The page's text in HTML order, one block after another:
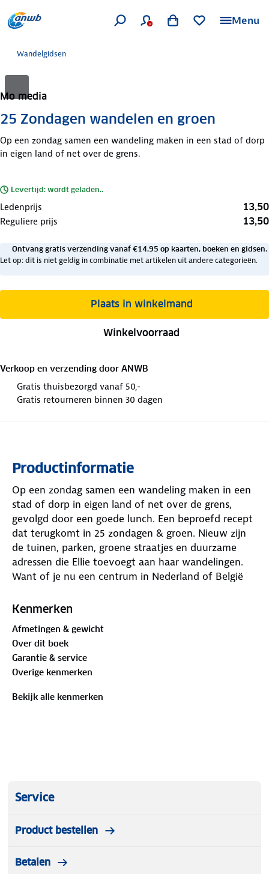
Menu
Wandelgidsen
Mo media
25 Zondagen wandelen en groen
Op een zondag samen een wandeling maken in een stad of dorp
in eigen land of net over de grens.
Levertijd: wordt geladen..
Ledenprijs 13,50
Reguliere prijs 13,50
Ontvang gratis verzending vanaf €14,95 op kaarten, boeken en gidsen.
Let op: dit is niet geldig in combinatie met artikelen uit andere categorieën.
Plaats in winkelmand
Winkelvoorraad
Verkoop en verzending door ANWB
Gratis thuisbezorgd vanaf 50,-
Gratis retourneren binnen 30 dagen
Productinformatie
Op een zondag samen een wandeling maken in een
stad of dorp in eigen land of net over de grens,
gevolgd door een goede lunch. Een beproefd recept
dat terugkomt in 25 zondagen & groen. Nieuw zijn
de tuinen, parken, groene straatjes en duurzame
adressen die Ellie toevoegt aan haar wandelingen.
Want of je nu een centrum in Nederland of België
toe onder te dompelen in het groen. Omdat de zon
lunch wilt, of gewoon omdat groen vrolijk maakt.
Kenmerken
Afmetingen & gewicht
Over dit boek
Garantie & service
Overige kenmerken
Bekijk alle kenmerken
Service
Product bestellen
Betalen